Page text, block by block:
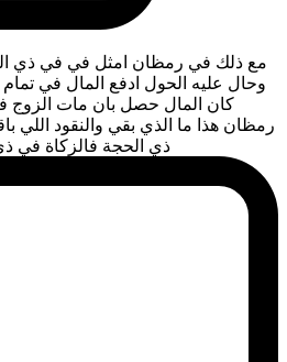
مع ذلك في رمظان امثل في في ذي
وحال عليه الحول ادفع المال في
كان المال حصل بان مات الزوج
رمظان هذا ما الذي بقي والنقود اللي
ذي الحجة فالزكاة في